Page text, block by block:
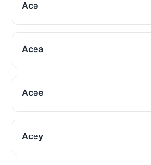
Ace
Acea
Acee
Acey